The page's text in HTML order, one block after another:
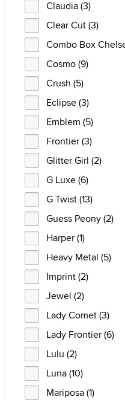
Claudia (3)
Clear Cut (3)
Combo Box
Cosmo (9)
Crush (5)
Eclipse (3)
Emblem (5)
Frontier (3)
Glitter Girl (2)
G Luxe (6)
G Twist (13)
Guess Peony (2)
Harper (1)
Heavy Metal (5)
Imprint (2)
Jewel (2)
Lady Comet (3)
Lady Frontier (6)
Lulu (2)
Luna (10)
Mariposa (1)